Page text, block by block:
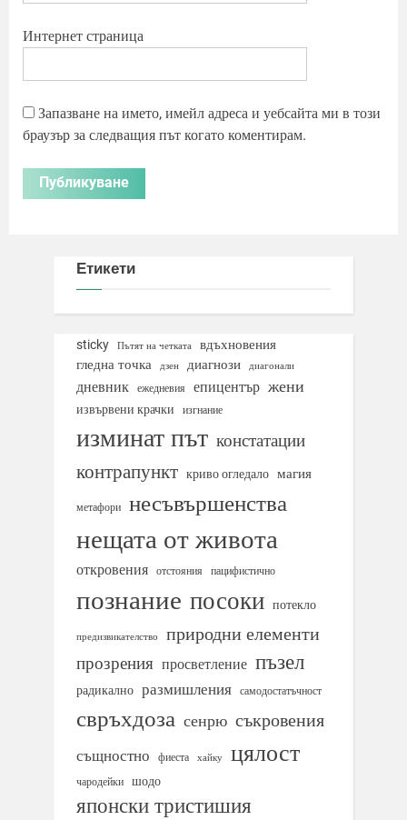
Интернет страница
Запазване на името, имейл адреса и уебсайта ми в този
браузър за следващия път когато коментирам.
Етикети
sticky Пътят на четката
вдъхновения
гледна точка
дзен диагнози диагонали
дневник ежедневия епицентър жени
извървени крачки изгнание
изминат път констатации
контрапункт криво огледало магия
метафори несъвършенства
нещата от живота
откровения отстояния пацифистично
познание посоки потекло
предизвикателство природни елементи
прозрения просветление пъзел
радикално размишления самодостатъчност
свръхдоза сенрю съкровения
същностно фиеста хайку цялост
чародейки шодо
японски тристишия